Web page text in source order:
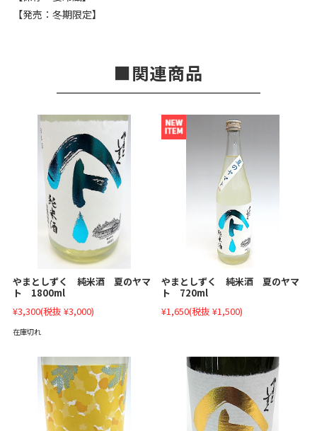
【発売：冬期限定】
関連商品
やまとしずく 純米酒 夏のヤマ
ト 1800ml
¥3,300(税抜 ¥3,000)
在庫切れ
やまとしずく 純米酒 夏のヤマ
ト 720ml
¥1,650(税抜 ¥1,500)